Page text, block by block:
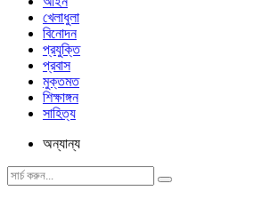
খেলাধুলা
বিনোদন
প্রযুক্তি
প্রবাস
মুক্তমত
শিক্ষাঙ্গন
সাহিত্য
অন্যান্য